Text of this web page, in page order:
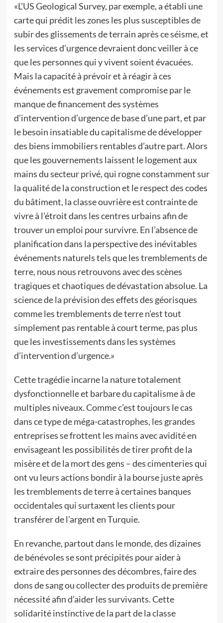
«L’US Geological Survey, par exemple, a établi une
carte qui prédit les zones les plus susceptibles de
subir des glissements de terrain après ce séisme, et
les services d’urgence devraient donc veiller à ce
que les personnes qui y vivent soient évacuées.
Mais la capacité à prévoir et à réagir à ces
événements est gravement compromise par le
manque de financement des systèmes
d’intervention d’urgence de base d’une part, et par
le besoin insatiable du capitalisme de développer
des biens immobiliers rentables d’autre part. Alors
que les gouvernements laissent le logement aux
mains du secteur privé, qui rogne constamment sur
la qualité de la construction et le respect des codes
du bâtiment, la classe ouvrière est contrainte de
vivre à l’étroit dans les centres urbains afin de
trouver un emploi pour survivre. En l’absence de
planification dans la perspective des inévitables
événements naturels tels que les tremblements de
terre, nous nous retrouvons avec des scènes
tragiques et chaotiques de dévastation absolue. La
science de la prévision des effets des géorisques
comme les tremblements de terre n’est tout
simplement pas rentable à court terme, pas plus
que les investissements dans les systèmes
d’intervention d’urgence.»
Cette tragédie incarne la nature totalement
dysfonctionnelle et barbare du capitalisme à de
multiples niveaux. Comme c’est toujours le cas
dans ce type de méga-catastrophes, les grandes
entreprises se frottent les mains avec avidité en
envisageant les possibilités de tirer profit de la
misère et de la mort des gens – des cimenteries qui
ont vu leurs actions bondir à la bourse juste après
les tremblements de terre à certaines banques
occidentales qui surtaxent les clients pour
transférer de l’argent en Turquie.
En revanche, partout dans le monde, des dizaines
de bénévoles se sont précipités pour aider à
extraire des personnes des décombres, faire des
dons de sang ou collecter des produits de première
nécessité afin d’aider les survivants. Cette
solidarité instinctive de la part de la classe